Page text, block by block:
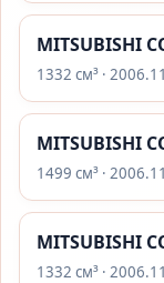
MITSUBISHI
1332 см³ · 2006.11
MITSUBISHI
1499 см³ · 2006.11
MITSUBISHI
1332 см³ · 2006.11